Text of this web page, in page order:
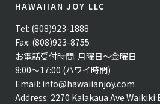
HAWAIIAN JOY LLC
Tel: (808)923-1888
Fax: (808)923-8755
お電話受付時間: 月曜日〜金曜日
8:00〜17:00 (ハワイ時間)
Email: info@hawaiianjoy.com
Address: 2270 Kalakaua Ave Waikiki